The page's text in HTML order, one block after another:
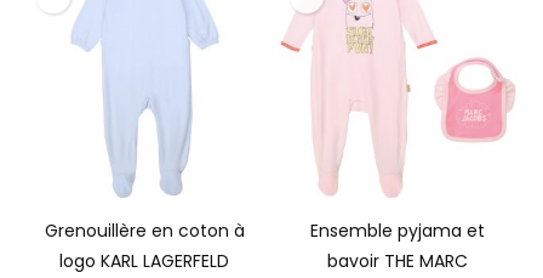
Grenouillère en coton à
logo KARL LAGERFELD
Ensemble pyjama et
bavoir THE MARC